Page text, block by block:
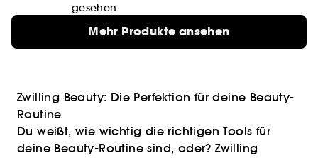
gesehen.
Mehr Produkte ansehen
Zwilling Beauty: Die Perfektion für deine Beauty-
Routine
Du weißt, wie wichtig die richtigen Tools für
deine Beauty-Routine sind, oder? Zwilling